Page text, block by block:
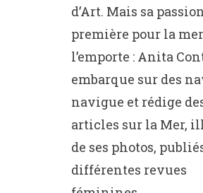
d’Art. Mais sa
première pour la mer
l’emporte : Anita
embarque sur des
navigue et rédige
articles sur la Mer,
de ses photos,
différentes revues